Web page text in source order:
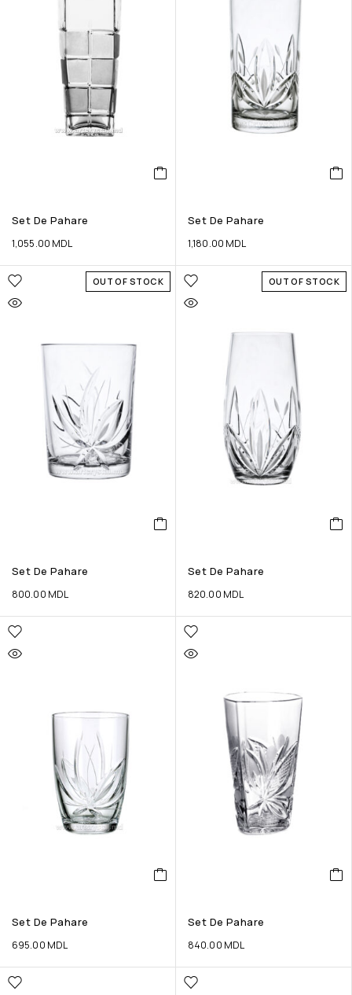
Set De Pahare
1,055.00 MDL
Set De Pahare
1,180.00 MDL
OUT OF STOCK
Set De Pahare
800.00 MDL
OUT OF STOCK
Set De Pahare
820.00 MDL
Set De Pahare
695.00 MDL
Set De Pahare
840.00 MDL